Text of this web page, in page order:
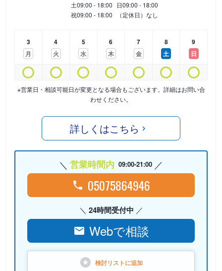
土09:00 - 18:00 日09:00 - 18:00
祝09:00 - 18:00 （定休日）なし
3
月
4
火
5
水
6
木
7
金
8
土
9
日
※営業日・相談可能日が変更となる場合もございます。詳細はお問い合
わせください。
詳しくはこちら
営業時間内 09:00-21:00
05075864946
24時間受付中
Webで相談
検討リストに追加